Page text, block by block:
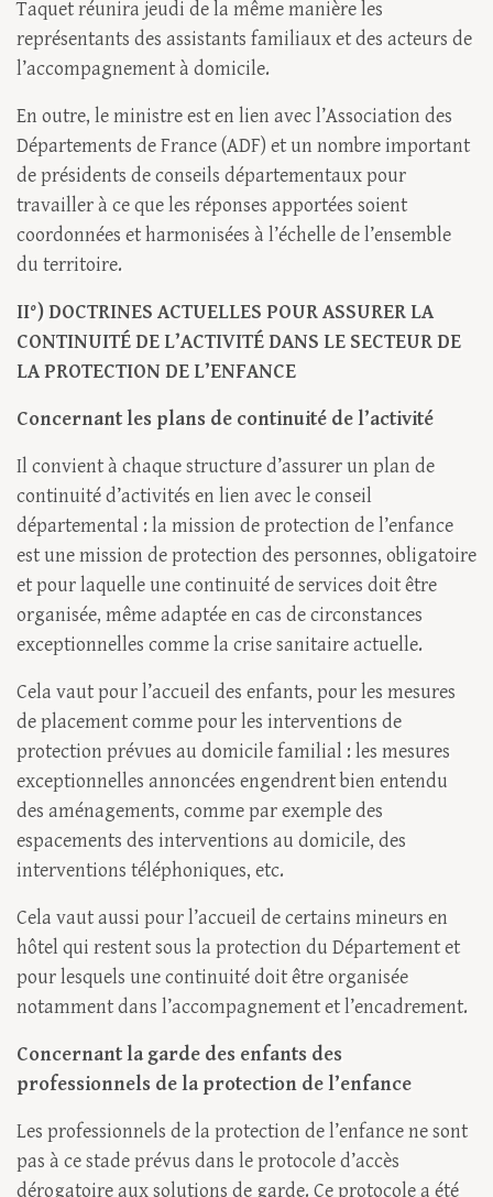
Taquet réunira jeudi de la même manière les
représentants des assistants familiaux et des acteurs de
l’accompagnement à domicile.
En outre, le ministre est en lien avec l’Association des
Départements de France (ADF) et un nombre important
de présidents de conseils départementaux pour
travailler à ce que les réponses apportées soient
coordonnées et harmonisées à l’échelle de l’ensemble
du territoire.
II°) DOCTRINES ACTUELLES POUR ASSURER LA
CONTINUITÉ DE L’ACTIVITÉ DANS LE SECTEUR DE
LA PROTECTION DE L’ENFANCE
Concernant les plans de continuité de l’activité
Il convient à chaque structure d’assurer un plan de
continuité d’activités en lien avec le conseil
départemental : la mission de protection de l’enfance
est une mission de protection des personnes, obligatoire
et pour laquelle une continuité de services doit être
organisée, même adaptée en cas de circonstances
exceptionnelles comme la crise sanitaire actuelle.
Cela vaut pour l’accueil des enfants, pour les mesures
de placement comme pour les interventions de
protection prévues au domicile familial : les mesures
exceptionnelles annoncées engendrent bien entendu
des aménagements, comme par exemple des
espacements des interventions au domicile, des
interventions téléphoniques, etc.
Cela vaut aussi pour l’accueil de certains mineurs en
hôtel qui restent sous la protection du Département et
pour lesquels une continuité doit être organisée
notamment dans l’accompagnement et l’encadrement.
Concernant la garde des enfants des
professionnels de la protection de l’enfance
Les professionnels de la protection de l’enfance ne sont
pas à ce stade prévus dans le protocole d’accès
dérogatoire aux solutions de garde. Ce protocole a été